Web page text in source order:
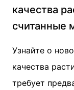
качества
считанные
Узнайте о
качества
требует